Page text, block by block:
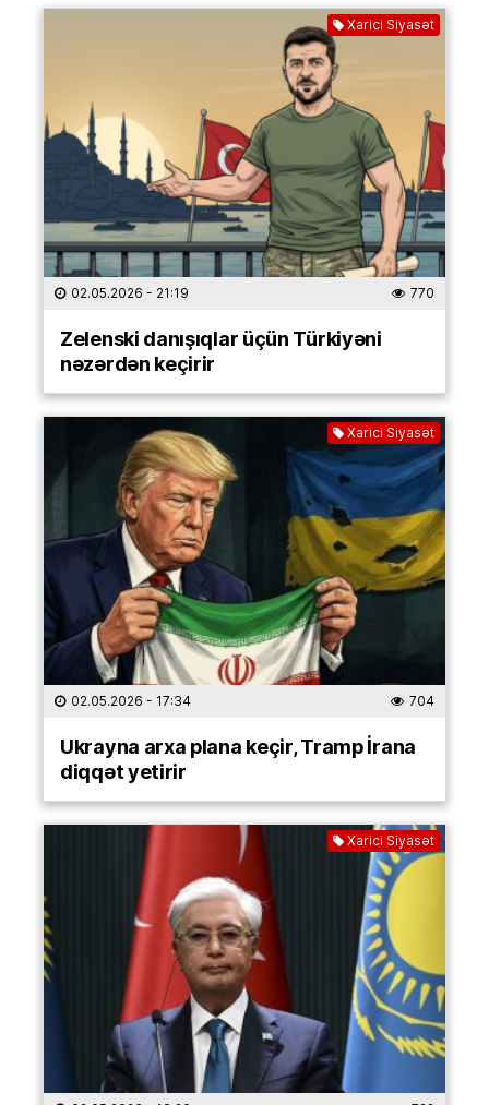
Xarici Siyasət
02.05.2026 - 21:19 770
Zelenski danışıqlar üçün Türkiyəni
nəzərdən keçirir
Xarici Siyasət
02.05.2026 - 17:34 704
Ukrayna arxa plana keçir, Tramp İrana
diqqət yetirir
Xarici Siyasət